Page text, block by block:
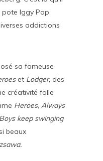
pote Iggy Pop,
addictions
sa fameuse
et Lodger, des
créativité folle
Heroes, Always
Boys keep swinging
beaux